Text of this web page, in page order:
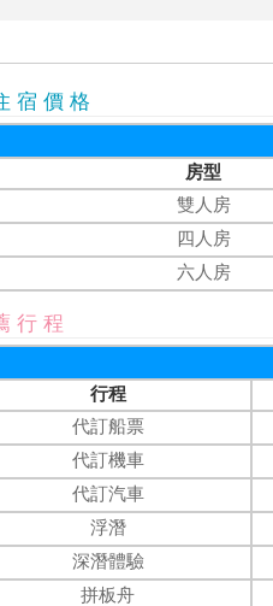
宿 價 格
房型
雙人房
四人房
六人房
行 程
行程
代訂船票
代訂機車
代訂汽車
浮潛
深潛體驗
拼板舟